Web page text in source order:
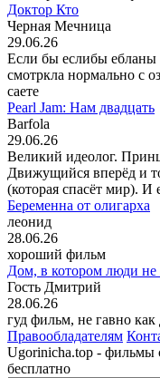
Доктор Кто
Черная Мечница
29.06.26
Если бы еслибы ебланы
смотркла нормально с
саете
Pearl Jam: Нам двадцать
Barfola
29.06.26
Великий идеолог.
Движущийся вперёд и
(которая спасёт мир). И
Беременна от олигарха
леонид
28.06.26
хороший фильм
Дом, в котором люди не
Гость Дмитрий
28.06.26
гуд фильм, не гавно
Правообладателям
Ugorinicha.top - фильмы
бесплатно